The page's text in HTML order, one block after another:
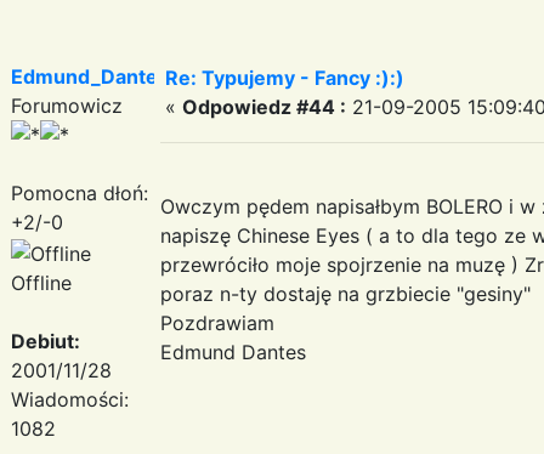
Edmund_Dantes
Forumowicz
Pomocna dłoń:
+2/-0
Offline
Debiut:
2001/11/28
Wiadomości:
1082
Re: Typujemy - Fancy :):)
« Odpowiedz #44 : 21-09-2005
Owczym pędem napisałbym BOLERO i
napiszę Chinese Eyes ( a to dla tego ze
przewróciło moje spojrzenie na muzę )
poraz n-ty dostaję na grzbiecie "gesiny"
Pozdrawiam
Edmund Dantes